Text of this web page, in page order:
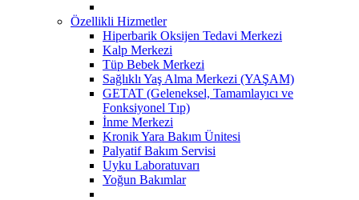
Özellikli Hizmetler
Hiperbarik Oksijen Tedavi Merkezi
Kalp Merkezi
Tüp Bebek Merkezi
Sağlıklı Yaş Alma Merkezi (YAŞAM)
GETAT (Geleneksel, Tamamlayıcı ve
Fonksiyonel Tıp)
İnme Merkezi
Kronik Yara Bakım Ünitesi
Palyatif Bakım Servisi
Uyku Laboratuvarı
Yoğun Bakımlar